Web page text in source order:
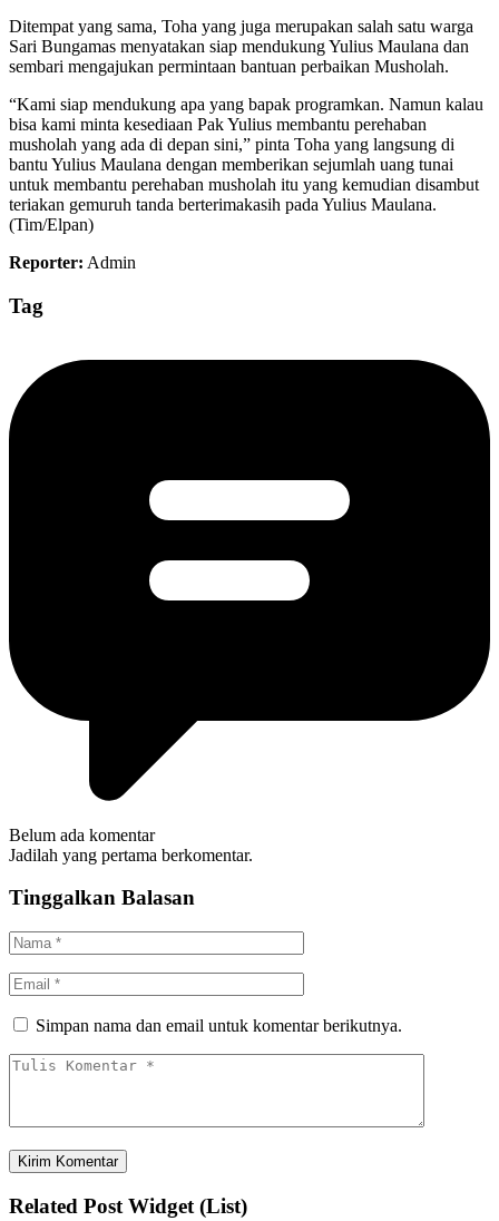
Ditempat yang sama, Toha yang juga merupakan salah satu warga
Sari Bungamas menyatakan siap mendukung Yulius Maulana dan
sembari mengajukan permintaan bantuan perbaikan Musholah.
“Kami siap mendukung apa yang bapak programkan. Namun kalau
bisa kami minta kesediaan Pak Yulius membantu perehaban
musholah yang ada di depan sini,” pinta Toha yang langsung di
bantu Yulius Maulana dengan memberikan sejumlah uang tunai
untuk membantu perehaban musholah itu yang kemudian disambut
teriakan gemuruh tanda berterimakasih pada Yulius Maulana.
(Tim/Elpan)
Reporter: Admin
Tag
Belum ada komentar
Jadilah yang pertama berkomentar.
Tinggalkan Balasan
Simpan nama dan email untuk komentar berikutnya.
Related Post Widget (List)